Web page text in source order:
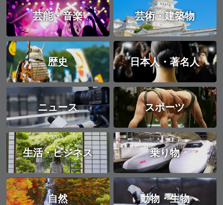
芸能・音楽 芸術・建築物
歴史 日本人・著名人
ニュース スポーツ
生活・ビジネス 乗り物
自然 動物・生物